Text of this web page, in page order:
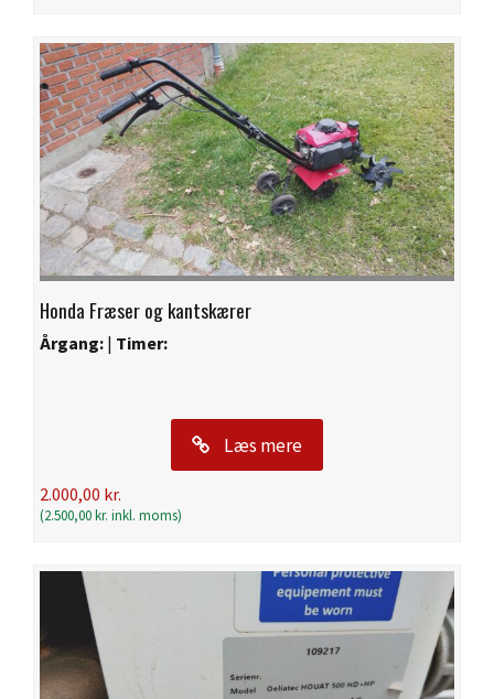
Honda Fræser og kantskærer
Årgang: | Timer:
Læs mere
2.000,00 kr.
(2.500,00kr. inkl. moms)